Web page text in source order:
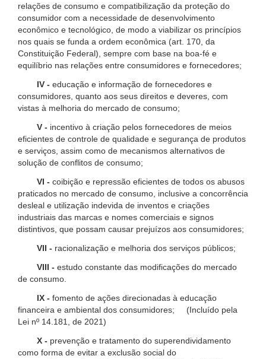
relações de consumo e compatibilização da proteção do
consumidor com a necessidade de desenvolvimento
econômico e tecnológico, de modo a viabilizar os princípios
nos quais se funda a ordem econômica (art. 170, da
Constituição Federal), sempre com base na boa-fé e
equilíbrio nas relações entre consumidores e fornecedores;
IV - educação e informação de fornecedores e
consumidores, quanto aos seus direitos e deveres, com
vistas à melhoria do mercado de consumo;
V - incentivo à criação pelos fornecedores de meios
eficientes de controle de qualidade e segurança de produtos
e serviços, assim como de mecanismos alternativos de
solução de conflitos de consumo;
VI - coibição e repressão eficientes de todos os abusos
praticados no mercado de consumo, inclusive a concorrência
desleal e utilização indevida de inventos e criações
industriais das marcas e nomes comerciais e signos
distintivos, que possam causar prejuízos aos consumidores;
VII - racionalização e melhoria dos serviços públicos;
VIII - estudo constante das modificações do mercado
de consumo.
IX - fomento de ações direcionadas à educação
financeira e ambiental dos consumidores; (Incluído pela
Lei nº 14.181, de 2021)
X - prevenção e tratamento do superendividamento
como forma de evitar a exclusão social do